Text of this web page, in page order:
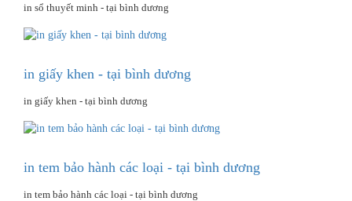
in sổ thuyết minh - tại bình dương
in giấy khen - tại bình dương
in giấy khen - tại bình dương
in tem bảo hành các loại - tại bình dương
in tem bảo hành các loại - tại bình dương